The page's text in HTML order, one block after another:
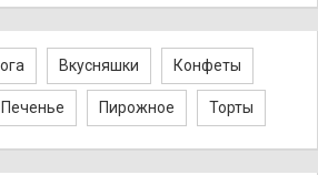
Вкусняшки Конфеты
Печенье Пирожное Торты